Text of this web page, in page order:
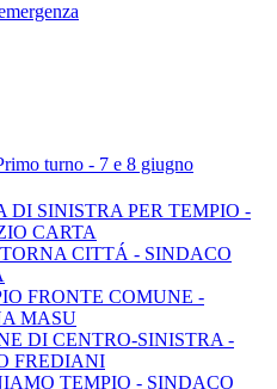
turno - 7 e 8 giugno
SINISTRA PER TEMPIO -
CARTA
CITTÁ - SINDACO
FRONTE COMUNE -
MASU
DI CENTRO-SINISTRA -
FREDIANI
TEMPIO - SINDACO